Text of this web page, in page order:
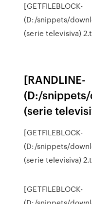
[GETFILEBLOCK-
(D:/snippets/
(serie televisiva)
[RANDLINE-
(D:/
(serie
[GETFILEBLOCK-
(D:/snippets/
(serie televisiva)
[GETFILEBLOCK-